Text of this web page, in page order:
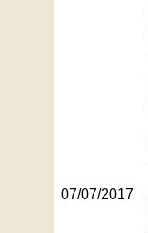
07/07/2017